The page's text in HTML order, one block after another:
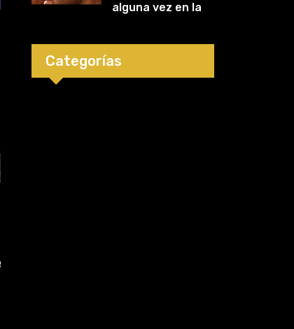
alguna vez en las
luchadores?
Categorías